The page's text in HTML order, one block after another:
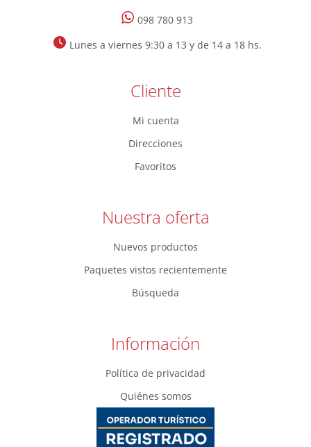
098 780 913
Lunes a viernes 9:30 a 13 y de 14 a 18 hs.
Cliente
Mi cuenta
Direcciones
Favoritos
Nuestra oferta
Nuevos productos
Paquetes vistos recientemente
Búsqueda
Información
Política de privacidad
Quiénes somos